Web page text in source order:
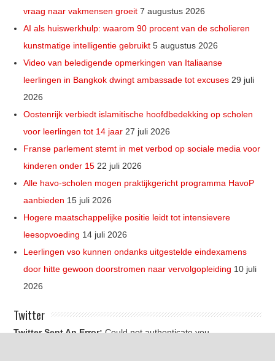
vraag naar vakmensen groeit 7 augustus 2026
AI als huiswerkhulp: waarom 90 procent van de scholieren
kunstmatige intelligentie gebruikt 5 augustus 2026
Video van beledigende opmerkingen van Italiaanse
leerlingen in Bangkok dwingt ambassade tot excuses 29 juli
2026
Oostenrijk verbiedt islamitische hoofdbedekking op scholen
voor leerlingen tot 14 jaar 27 juli 2026
Franse parlement stemt in met verbod op sociale media voor
kinderen onder 15 22 juli 2026
Alle havo-scholen mogen praktijkgericht programma HavoP
aanbieden 15 juli 2026
Hogere maatschappelijke positie leidt tot intensievere
leesopvoeding 14 juli 2026
Leerlingen vso kunnen ondanks uitgestelde eindexamens
door hitte gewoon doorstromen naar vervolgopleiding 10 juli
2026
Twitter
Twitter Sent An Error:Could not authenticate you.